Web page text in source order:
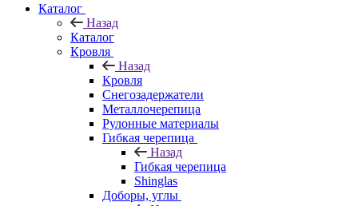
Каталог
Назад
Каталог
Кровля
Назад
Кровля
Снегозадержатели
Металлочерепица
Рулонные материалы
Гибкая черепица
Назад
Гибкая черепица
Shinglas
Доборы, углы